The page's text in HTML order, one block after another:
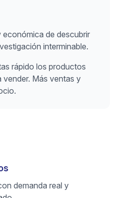
de descubrir
interminable.
rápido los productos
vender. Más ventas y
demanda real y